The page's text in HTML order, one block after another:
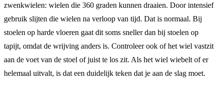
zwenkwielen: wielen die 360 graden kunnen draaien. Door intensief
gebruik slijten die wielen na verloop van tijd. Dat is normaal. Bij
stoelen op harde vloeren gaat dit soms sneller dan bij stoelen op
tapijt, omdat de wrijving anders is. Controleer ook of het wiel vastzit
aan de voet van de stoel of juist te los zit. Als het wiel wiebelt of er
helemaal uitvalt, is dat een duidelijk teken dat je aan de slag moet.